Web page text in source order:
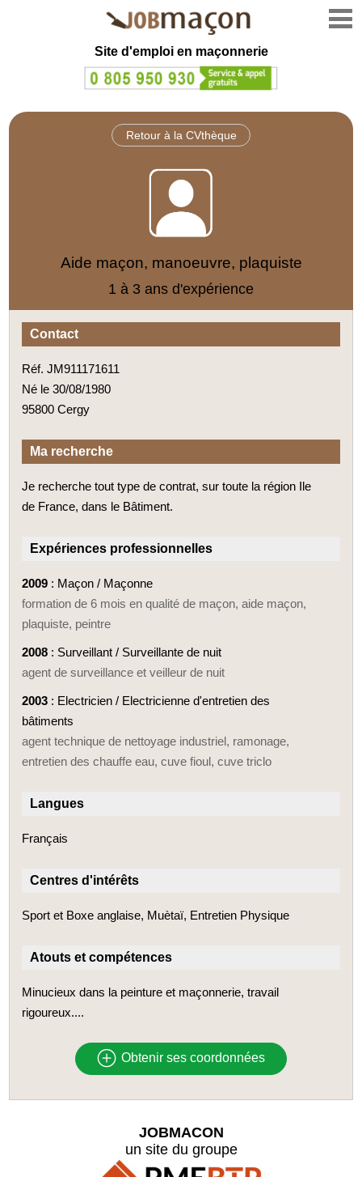
Site d'emploi en maçonnerie
Retour à la CVthèque
Aide maçon, manoeuvre, plaquiste
1 à 3 ans d'expérience
Contact
Réf. JM911171611
Né le 30/08/1980
95800 Cergy
Ma recherche
Je recherche tout type de contrat, sur toute la région Ile
de France, dans le Bâtiment.
Expériences professionnelles
2009 : Maçon / Maçonne
formation de 6 mois en qualité de maçon, aide maçon,
plaquiste, peintre
2008 : Surveillant / Surveillante de nuit
agent de surveillance et veilleur de nuit
2003 : Electricien / Electricienne d'entretien des
bâtiments
agent technique de nettoyage industriel, ramonage,
entretien des chauffe eau, cuve fioul, cuve triclo
Langues
Français
Centres d'intérêts
Sport et Boxe anglaise, Muètaï, Entretien Physique
Atouts et compétences
Minucieux dans la peinture et maçonnerie, travail
rigoureux....
Obtenir ses coordonnées
JOBMACON
un site du groupe